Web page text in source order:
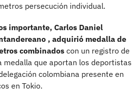
persecución individual.
importante, Carlos Daniel
, adquirió medalla de
combinados con un registro de
medalla que aportan los deportistas
colombiana presente en
en Tokio.